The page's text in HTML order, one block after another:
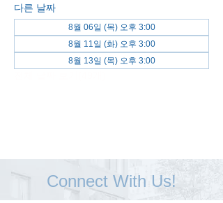
다른 날짜
8월 06일 (목) 오후 3:00
8월 11일 (화) 오후 3:00
8월 13일 (목) 오후 3:00
Connect With Us!